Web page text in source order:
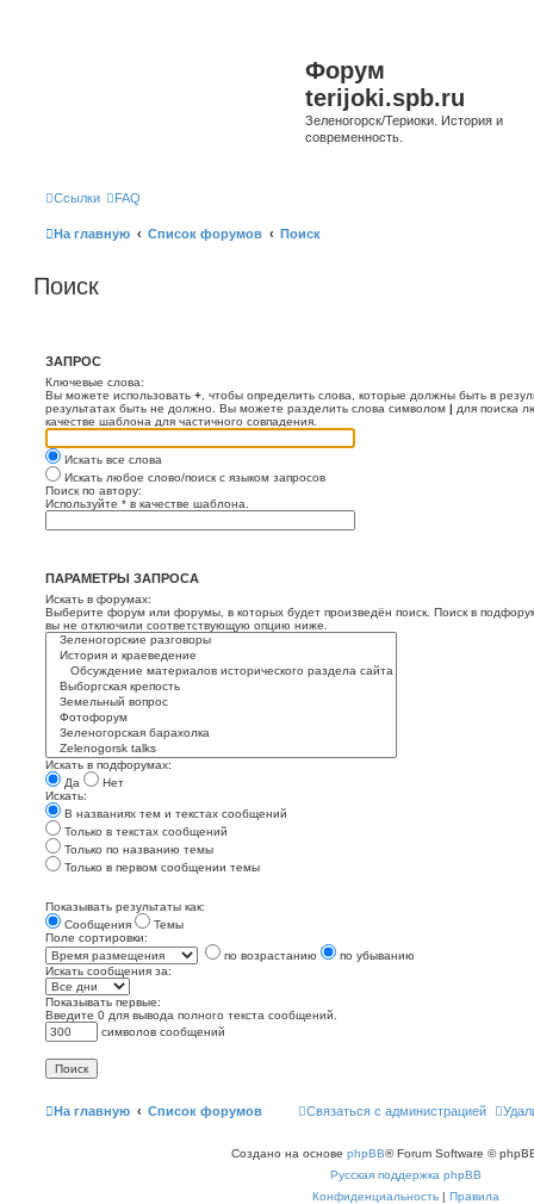
Форум
terijoki.spb.ru
Зеленогорск/Териоки. История и
современность.
Ссылки FAQ
На главную Список форумов Поиск
Поиск
ЗАПРОС
Ключевые слова:
Вы можете использовать + , чтобы определить слова, которые должны быть в
результатах быть не должно. Вы можете разделить слова символом | для поиска
качестве шаблона для частичного совпадения.
Искать все слова
Искать любое слово/поиск с языком запросов
Поиск по автору:
Используйте * в качестве шаблона.
ПАРАМЕТРЫ ЗАПРОСА
Искать в форумах:
Выберите форум или форумы, в которых будет произведён поиск. Поиск в
вы не отключили соответствующую опцию ниже.
Искать в подфорумах:
Да
Нет
Искать:
В названиях тем и текстах сообщений
Только в текстах сообщений
Только по названию темы
Только в первом сообщении темы
Показывать результаты как:
Сообщения
Темы
Поле сортировки:
по возрастанию
по убыванию
Искать сообщения за:
Показывать первые:
Введите 0 для вывода полного текста сообщений.
символов сообщений
На главную Список форумов Связаться с администрацией
Создано на основе phpBB® Forum Software ©
Русская поддержка phpBB
Конфиденциальность | Правила